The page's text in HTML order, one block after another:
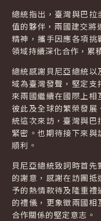
總統指出，臺灣與巴
值的夥伴，兩國建交將
精神，攜手因應各項
領域持續深化合作，累
總統感謝貝尼亞總統
域為臺灣發聲，堅定
來兩國繼續在國際上
彼此及全球的繁榮發
統這次來訪，臺灣與
緊密。也期待接下來
順利。
貝尼亞總統致詞時首
的謝意，感謝在訪團
予的熱情款待及隆重
的禮儀，更象徵兩國
合作關係的堅定意志。